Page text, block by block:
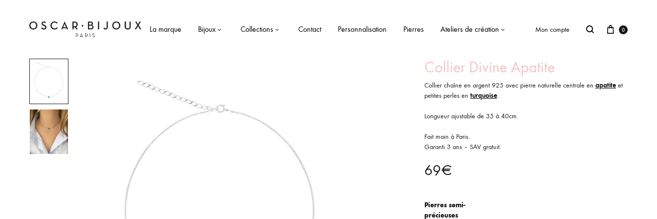
Bijoux
fantaisie
Paris
La marque Bijoux Collections Contact Personnalisation Pierres Ateliers de création Mon compte 0
Collier Divine Apatite
Collier chaîne en argent 925 avec pierre naturelle centrale en apatite et
petites perles en turquoise.
Longueur ajustable de 35 à 40cm.
Fait main à Paris.
Garanti 3 ans – SAV gratuit.
69€
Pierres semi-
précieuses